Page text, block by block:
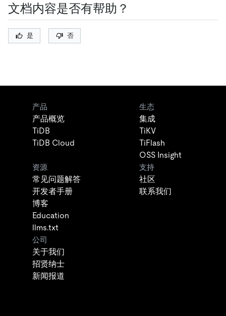
文档内容是否有帮助？
是 否
产品
产品概览
TiDB
TiDB Cloud
生态
集成
TiKV
TiFlash
OSS Insight
资源
常见问题解答
开发者手册
博客
Education
llms.txt
支持
社区
联系我们
公司
关于我们
招贤纳士
新闻报道